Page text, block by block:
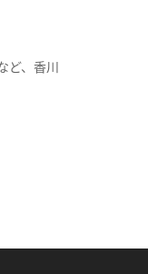
ど、香川